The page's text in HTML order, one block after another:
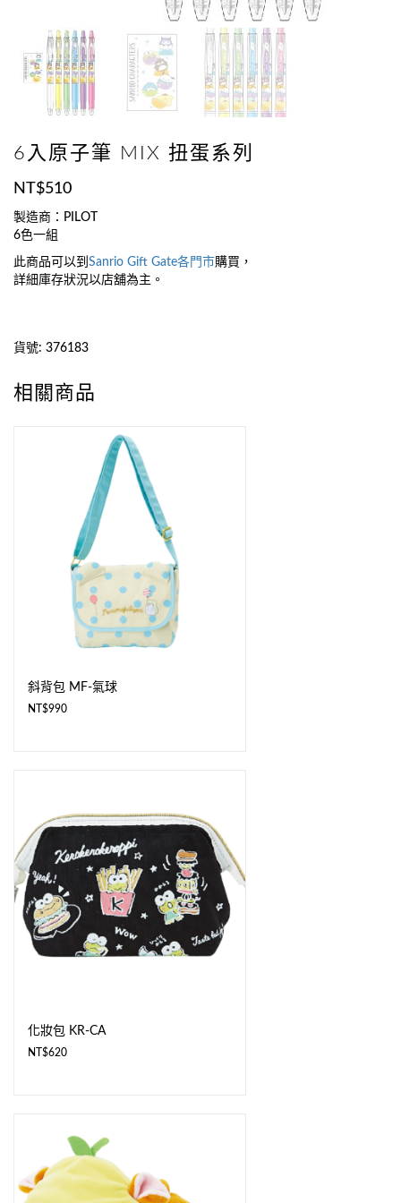
6入原子筆 MIX 扭蛋系列
NT$510
製造商：PILOT
6色一組
此商品可以到 Sanrio Gift Gate各門市 購買，
詳細庫存狀況以店舖為主。
貨號: 376183
相關商品
斜背包 MF-氣球
NT$990
化妝包 KR-CA
NT$620